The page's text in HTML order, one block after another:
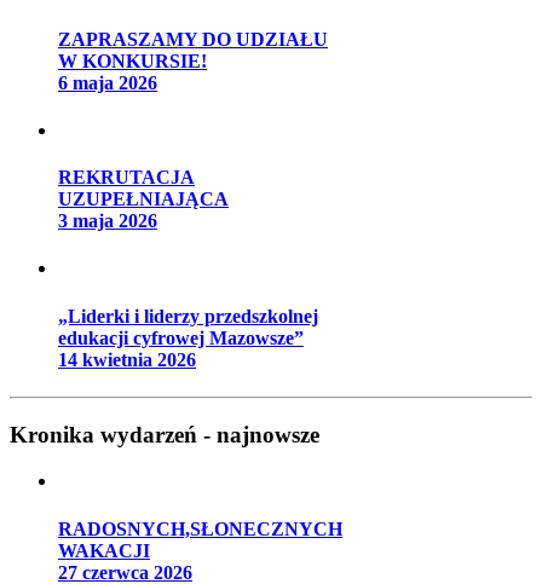
ZAPRASZAMY DO UDZIAŁU
W KONKURSIE!
6 maja 2026
REKRUTACJA
UZUPEŁNIAJĄCA
3 maja 2026
„Liderki i liderzy przedszkolnej
edukacji cyfrowej Mazowsze”
14 kwietnia 2026
Kronika wydarzeń - najnowsze
RADOSNYCH,SŁONECZNYCH
WAKACJI
27 czerwca 2026